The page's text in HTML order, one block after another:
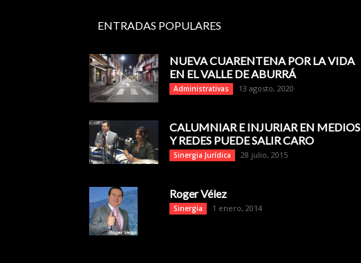
ENTRADAS POPULARES
NUEVA CUARENTENA POR LA VIDA
EN EL VALLE DE ABURRÁ
Administrativas 13 agosto, 2020
CALUMNIAR E INJURIAR EN MEDIOS
Y REDES PUEDE SALIR CARO
Sinergia Jurídica 28 julio, 2015
Roger Vélez
Sinergia 1 enero, 2014